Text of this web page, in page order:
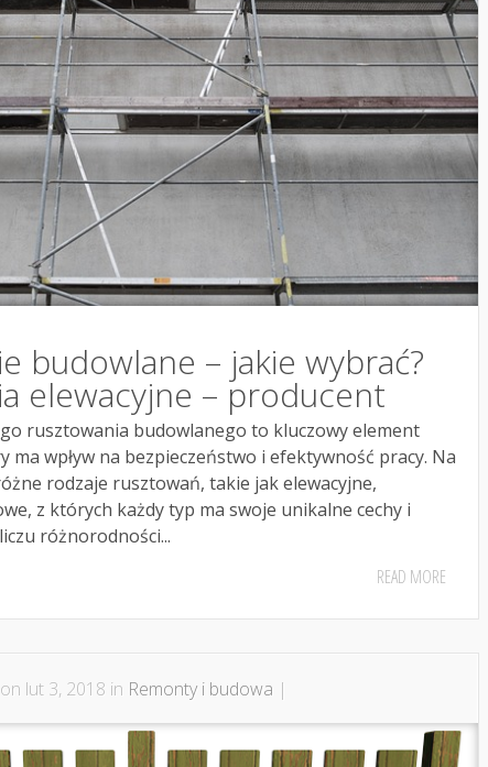
budowlane – jakie wybrać?
elewacyjne – producent
rusztowania budowlanego to kluczowy element
ma wpływ na bezpieczeństwo i efektywność pracy. Na
rodzaje rusztowań, takie jak elewacyjne,
z których każdy typ ma swoje unikalne cechy i
różnorodności...
READ MORE
on lut 3, 2018 in Remonty i budowa |